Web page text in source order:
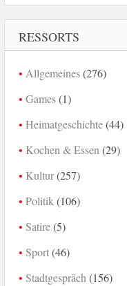
RESSORTS
Allgemeines(276)
Games(1)
Heimatgeschichte(44)
Kochen & Essen (29)
Kultur(257)
Politik (106)
Satire(5)
Sport(46)
Stadtgespräch (156)